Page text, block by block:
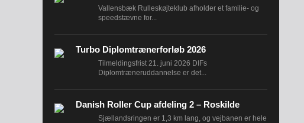
Vallensbæk Rulleskøjteklub afholder et familie- og
speedstævne for...
Turbo Diplomtrænerforløb 2026
Tilmeldingsfrist 21. juni 2026 DIFs
Diplomtræneruddannelse er det...
Danish Roller Cup afdeling 2 – Roskilde
Sjællandsringen er 1,3 km lang, og vejbanen er hele